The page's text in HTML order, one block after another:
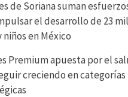
de Soriana suman
el desarrollo de 23 mil
niños en México
Premium apuesta por el
creciendo en categorías